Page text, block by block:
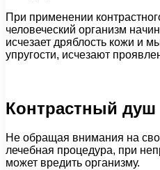
При применении
человеческий организм
исчезает дряблость кожи и
упругости, исчезают
Контрастный душ
Не обращая внимания на
лечебная процедура, при
может вредить организму.